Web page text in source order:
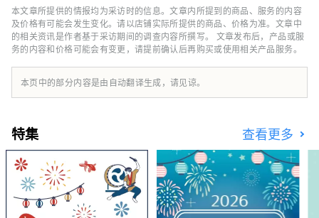
在出行前了解神津岛的“神津岛岛双六”，二是
只有到过神津岛的人才能体验的“戏剧性语音导
览”。当然，这款应用程序也提供英语版本。我
们的目标是让不仅日本游客，而且海外游客也能
了解神津岛的真正魅力，并创造与岛上居民成为
朋友的机会。
本文章所提供的情报均为采访时的信息。文章内所提到的商品、服务的内容
及价格有可能会发生变化。请以店铺实际所提供的商品、价格为准。文章中
的相关资讯是作者基于采访期间的调查内容所撰写。 文章发布后，产品或服
务的内容和价格可能会有变更，请提前确认后再购买或使用相关产品服务。
本页中的部分内容是由自动翻译生成，请见谅。
特集 查看更多